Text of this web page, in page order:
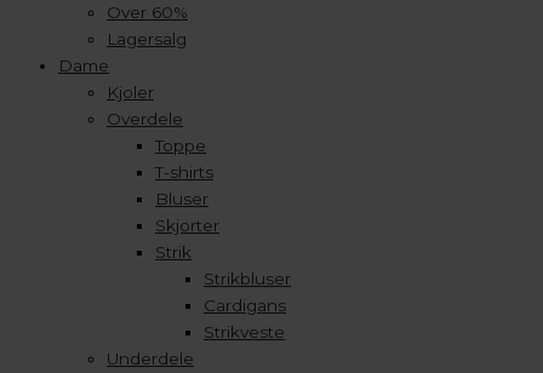
Over 60%
Lagersalg
Dame
Kjoler
Overdele
Toppe
T-shirts
Bluser
Skjorter
Strik
Strikbluser
Cardigans
Strikveste
Underdele